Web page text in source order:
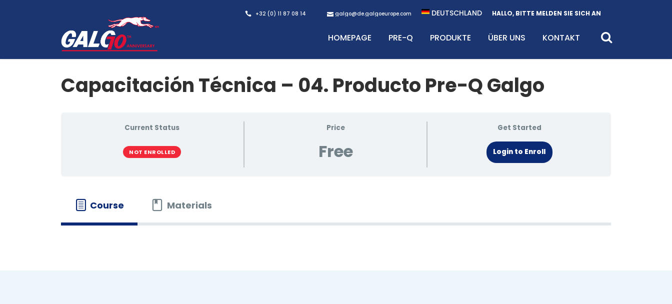
+32 (0) 11 87 08 14 galgo@de.galgoeurope.com DEUTSCHLAND HALLO, BITTE MELDEN SIE SICH AN
HOMEPAGE PRE-Q PRODUKTE ÜBER UNS KONTAKT
Capacitación Técnica – 04. Producto Pre-Q Galgo
Current Status
NOT ENROLLED
Price
Free
Get Started
Login to Enroll
Course Materials